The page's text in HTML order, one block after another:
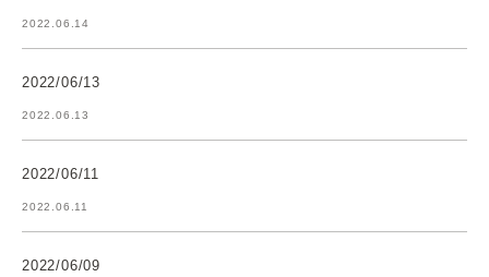
2022.06.14
2022/06/13
2022.06.13
2022/06/11
2022.06.11
2022/06/09